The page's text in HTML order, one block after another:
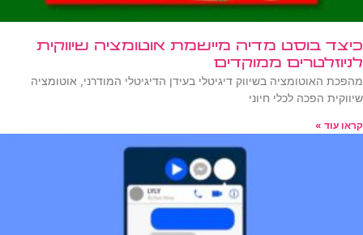
כיצד בוסט מדיה מיישמת אוטומציה שיווקית
לניוזלטרים ממוקדים
מהפכת האוטומציה בשיווק דיגיטלי בעידן הדיגיטלי המודרני, אוטומציה
שיווקית הפכה לכלי חיוני
קראו עוד »